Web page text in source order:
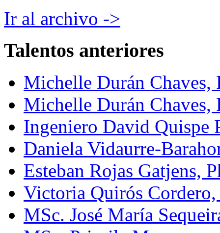
Ir al archivo ->
Talentos anteriores
Michelle Durán Chaves,
Michelle Durán Chaves,
Ingeniero David Quispe
Daniela Vidaurre-
Esteban Rojas Gatjens,
Victoria Quirós
MSc. José María